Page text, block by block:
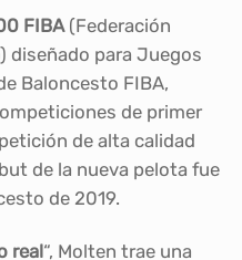
FIBA​​(Federación
diseñado para Juegos
Baloncesto FIBA,
de primer
de alta calidad
de la nueva pelota fue
de 2019.
real“, Molten trae una